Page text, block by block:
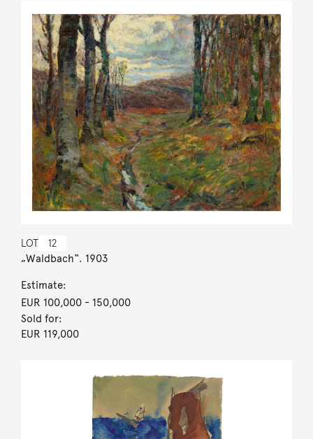
LOT 12
„Waldbach“. 1903
Estimate:
EUR 100,000- 150,000
Sold for:
EUR 119,000